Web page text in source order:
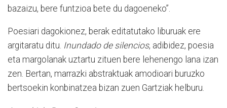
bazaizu, bere funtzioa bete du dagoeneko”.
Poesiari dagokionez, berak editatutako liburuak ere
argitaratu ditu. Inundado de silencios, adibidez, poesia
eta margolanak uztartu zituen bere lehenengo lana izan
zen. Bertan, marrazki abstraktuak amodioari buruzko
bertsoekin konbinatzea bizan zuen Gartziak helburu.